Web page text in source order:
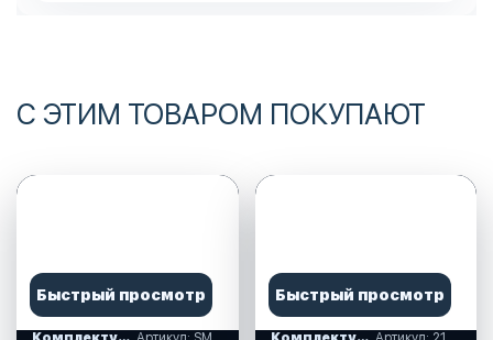
С ЭТИМ ТОВАРОМ ПОКУПАЮТ
Быстрый просмотр Быстрый просмотр